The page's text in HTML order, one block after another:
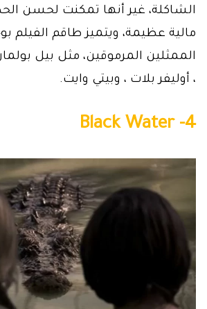
الشاكلة، غير أنها تمكنت لحسن
مالية عظيمة، ويتميز طاقم الفيلم
الممثلين المرموقين، مثل بيل
، أوليفر بلات ، وبيتي وايت.
4- Black Water